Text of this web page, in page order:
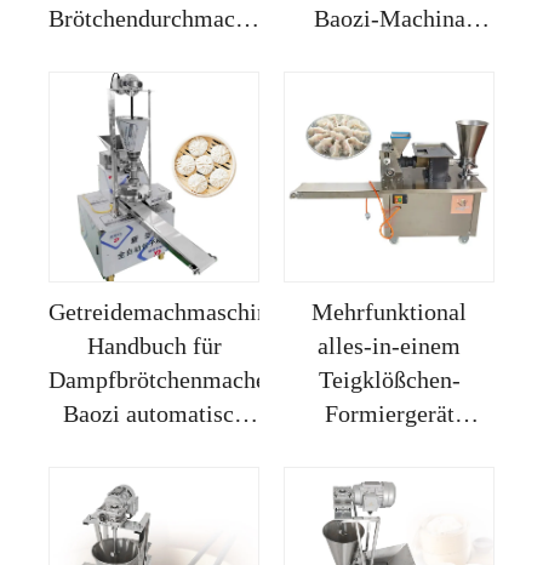
Brötchendurchmacher
Hausgebrauch
Baozi-Machina
Getreidemachmaschine,
Handbuch für
Dampfbrötchenmacher,
Baozi automatisch
Macher Maschine
Mehrfunktional
alles-in-einem
Teigklößchen-
Formiergerät
Brotlaib-
Teigklößchen-
Macher